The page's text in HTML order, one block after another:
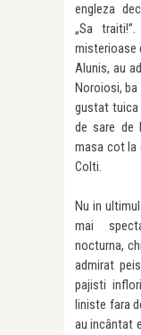
engleza
„Sa
misterioase
Alunis, au
Noroiosi, ba
gustat tuica
de sare de
masa cot la
Colti.
Nu in
mai
nocturna,
admirat
pajisti
liniste fara
au incântat